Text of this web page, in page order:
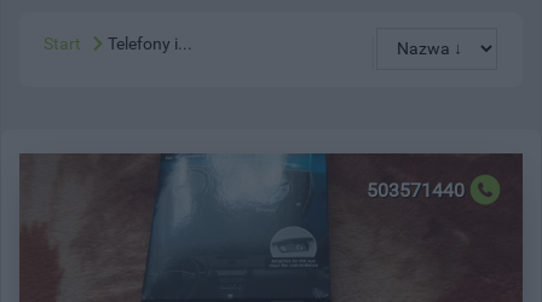
Start Telefony i...
503571440